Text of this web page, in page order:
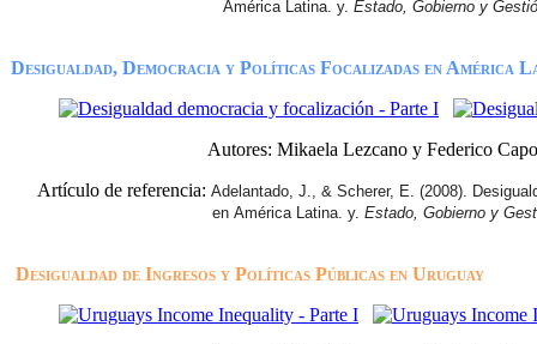
América Latina. y. Estado, Gobierno y
Desigualdad, Democracia y Políticas Focalizadas en América
Autores: Mikaela Lezcano y Federico
Artículo de referencia: Adelantado, J., & Scherer, E. (2008).
en América Latina. y. Estado, Gobierno y
Desigualdad de Ingresos y Políticas Públicas en Uruguay